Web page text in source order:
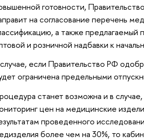
готовности,
на согласование перечень
а также предлагаемый
и розничной надбавки к
если Правительство РФ
ограничена предельными
станет возможна и в
цен на медицинские
проведенного
более чем на 30%, то